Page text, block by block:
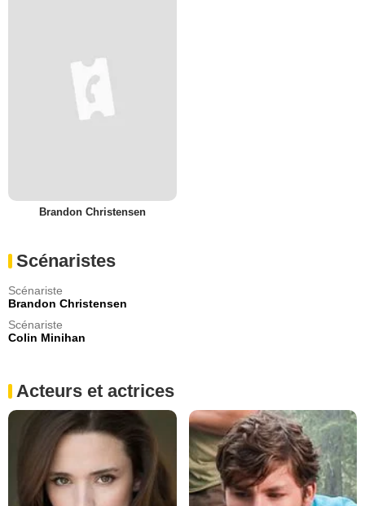
Brandon Christensen
Scénaristes
Scénariste
Brandon Christensen
Scénariste
Colin Minihan
Acteurs et actrices